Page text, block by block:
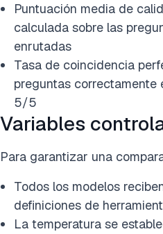
Puntuación media de
calculada sobre las
enrutadas
Tasa de coincidencia
preguntas correctamente
5/5
Variables
Para garantizar una
Todos los modelos
definiciones de
La temperatura se